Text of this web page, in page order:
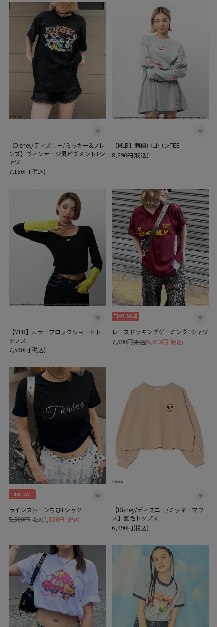
【Disney/ディズニー/ミッキー&フレ
ンズ】ヴィンテージ風ピグメントTシ
ャツ
7,150円(税込)
【MLB】刺繍ロゴロンTEE
8,690円(税込)
【MLB】カラーブロックショートト
ップス
7,590円(税込)
TIME SALE
レースドッキングゲーミングTシャツ
5,313円 (税込)
7,590円(税込)
TIME SALE
ラインストーンちびTシャツ
3,850円 (税込)
5,500円(税込)
【Disney/ディズニー/ミッキーマウ
ス】裏毛トップス
6,490円(税込)